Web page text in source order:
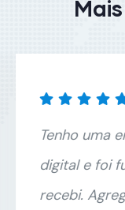
Tenho uma
digital e foi
recebi.